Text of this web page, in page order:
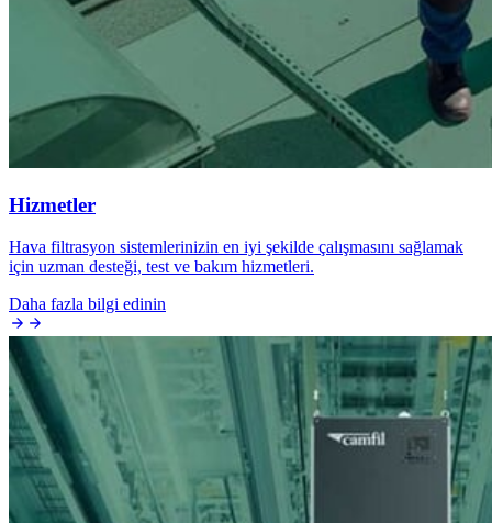
Hizmetler
Hava filtrasyon sistemlerinizin en iyi şekilde çalışmasını sağlamak
için uzman desteği, test ve bakım hizmetleri.
Daha fazla bilgi edinin